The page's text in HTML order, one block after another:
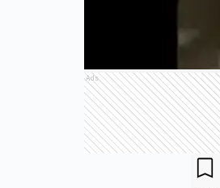
Ads